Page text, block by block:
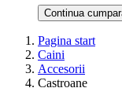
Continua
Pagina start
Caini
Accesorii
Castroane